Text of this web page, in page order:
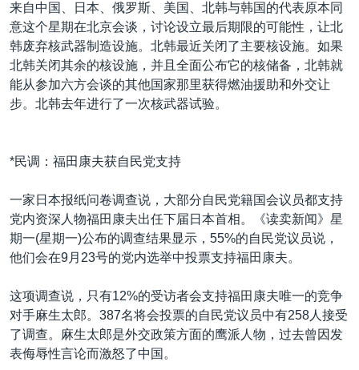
来自中国、日本、俄罗斯、美国、北韩与韩国的代表原本同
意这个星期在北京会谈，讨论设立最后期限的可能性，让北
韩废弃核武器制造设施。北韩最近关闭了主要核设施。如果
北韩关闭其余的核设施，并且全面公布它的核储备，北韩就
能从参加六方会谈的其他国家那里获得燃油援助和外交让
步。北韩去年进行了一次核武器试验。
*民调：福田康夫获自民党支持
一家日本报纸问卷调查说，大部分自民党籍国会议员都支持
党内资深人物福田康夫出任下届日本首相。《读卖新闻》星
期一(星期一)公布的调查结果显示，55%的自民党议员说，
他们会在9月23号的党内选举中投票支持福田康夫。
这项调查说，只有12%的受访者会支持福田康夫唯一的竞争
对手麻生太郎。387名将会投票的自民党议员中有258人接受
了调查。麻生太郎是外交政策方面的鹰派人物，过去曾因发
表侮辱性言论而激怒了中国。